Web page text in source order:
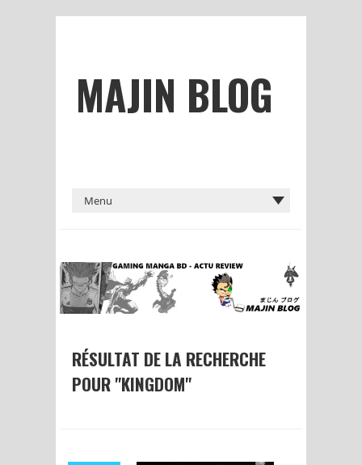
MAJIN BLOG
RÉSULTAT DE LA RECHERCHE
POUR "KINGDOM"